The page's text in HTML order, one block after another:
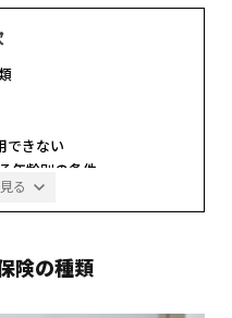
を運営中。
る
できない
年齢別の条件
疾患条件
険の種類